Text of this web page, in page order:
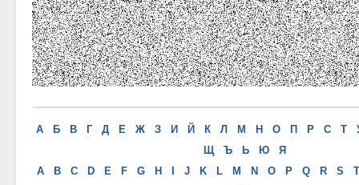
А Б В Г Д Е Ж З И Й К Л М Н О П Р С Т
Щ
Ъ Ь Ю
Я
A
B C D E F G H J K L M N O P Q R S